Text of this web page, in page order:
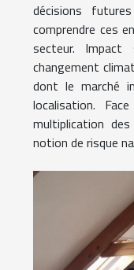
décisions
comprendre ces
secteur.
changement
dont le marché
localisation.
multiplication
notion de risque